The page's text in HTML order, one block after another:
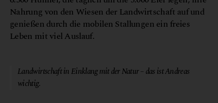
Nahrung von den Wiesen der Landwirtschaft auf und
genießen durch die mobilen Stallungen ein freies
Leben mit viel Auslauf.
Landwirtschaft in Einklang mit der Natur – das ist Andreas
wichtig.